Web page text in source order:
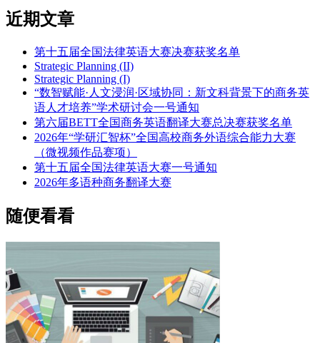
近期文章
第十五届全国法律英语大赛决赛获奖名单
Strategic Planning (II)
Strategic Planning (I)
“数智赋能·人文浸润·区域协同：新文科背景下的商务英
语人才培养”学术研讨会一号通知
第六届BETT全国商务英语翻译大赛总决赛获奖名单
2026年“学研汇智杯”全国高校商务外语综合能力大赛
（微视频作品赛项）
第十五届全国法律英语大赛一号通知
2026年多语种商务翻译大赛
随便看看